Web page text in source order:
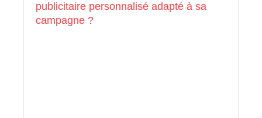
publicitaire personnalisé adapté à sa
campagne ?